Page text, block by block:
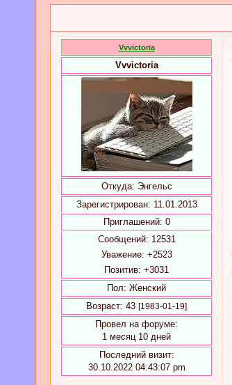
Vvvictoria
Vvvictoria
Откуда: Энгельс
Зарегистрирован: 11.01.2013
Приглашений: 0
Сообщений: 12531
Уважение: +2523
Позитив: +3031
Пол: Женский
Возраст: 43 [1983-01-19]
Провел на форуме:
1 месяц 10 дней
Последний визит:
30.10.2022 04:43:07 pm